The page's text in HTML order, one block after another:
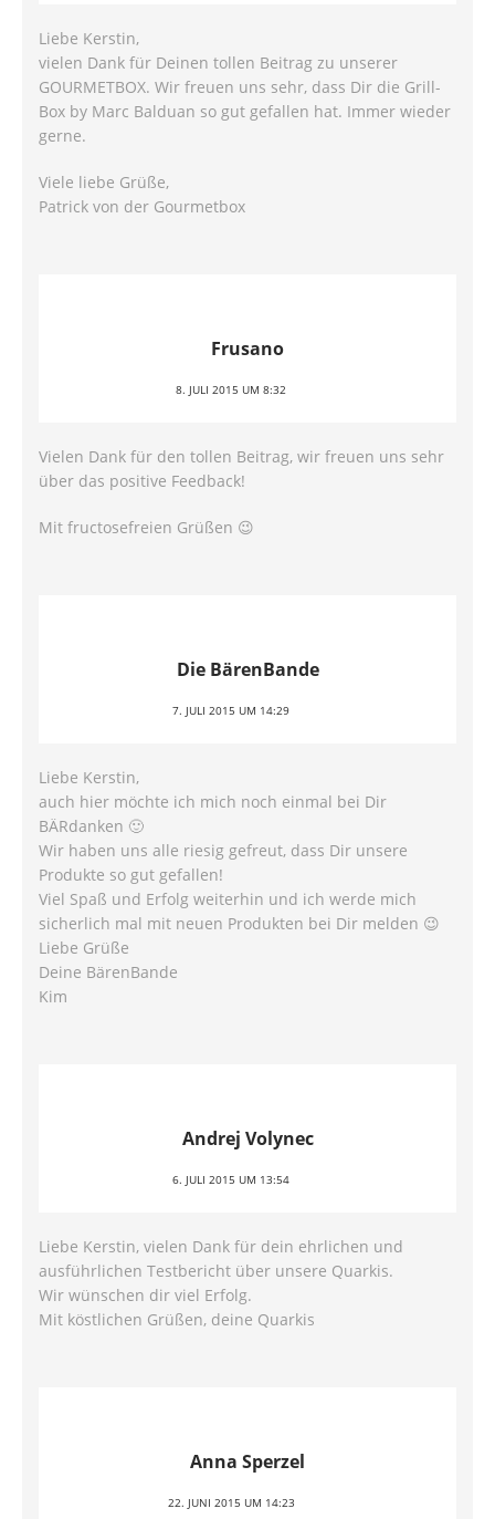
Liebe Kerstin,
vielen Dank für Deinen tollen Beitrag zu unserer
GOURMETBOX. Wir freuen uns sehr, dass Dir die Grill-
Box by Marc Balduan so gut gefallen hat. Immer wieder
gerne.
Viele liebe Grüße,
Patrick von der Gourmetbox
Frusano
8. JULI 2015 UM 8:32
Vielen Dank für den tollen Beitrag, wir freuen uns sehr
über das positive Feedback!
Mit fructosefreien Grüßen 😉
Die BärenBande
7. JULI 2015 UM 14:29
Liebe Kerstin,
auch hier möchte ich mich noch einmal bei Dir
BÄRdanken 🙂
Wir haben uns alle riesig gefreut, dass Dir unsere
Produkte so gut gefallen!
Viel Spaß und Erfolg weiterhin und ich werde mich
sicherlich mal mit neuen Produkten bei Dir melden 😉
Liebe Grüße
Deine BärenBande
Kim
Andrej Volynec
6. JULI 2015 UM 13:54
Liebe Kerstin, vielen Dank für dein ehrlichen und
ausführlichen Testbericht über unsere Quarkis.
Wir wünschen dir viel Erfolg.
Mit köstlichen Grüßen, deine Quarkis
Anna Sperzel
22. JUNI 2015 UM 14:23